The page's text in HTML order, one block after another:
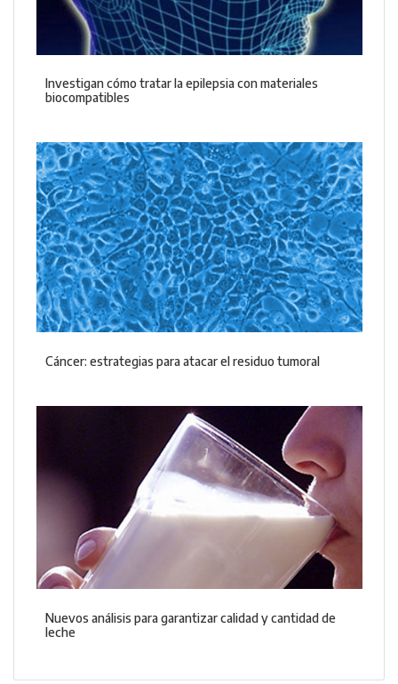
Investigan cómo tratar la epilepsia con materiales
biocompatibles
Cáncer: estrategias para atacar el residuo tumoral
Nuevos análisis para garantizar calidad y cantidad de
leche